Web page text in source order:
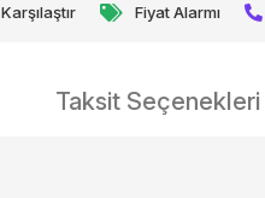
Karşılaştır Fiyat Alarmı
Taksit Seçenekleri